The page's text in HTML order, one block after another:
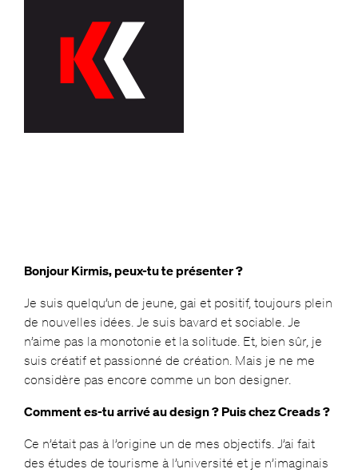
Bonjour Kirmis, peux-tu te présenter ?
Je suis quelqu’un de jeune, gai et positif, toujours plein
de nouvelles idées. Je suis bavard et sociable. Je
n’aime pas la monotonie et la solitude. Et, bien sûr, je
suis créatif et passionné de création. Mais je ne me
considère pas encore comme un bon designer.
Comment es-tu arrivé au design ? Puis chez Creads ?
Ce n’était pas à l’origine un de mes objectifs. J’ai fait
des études de tourisme à l’université et je n’imaginais